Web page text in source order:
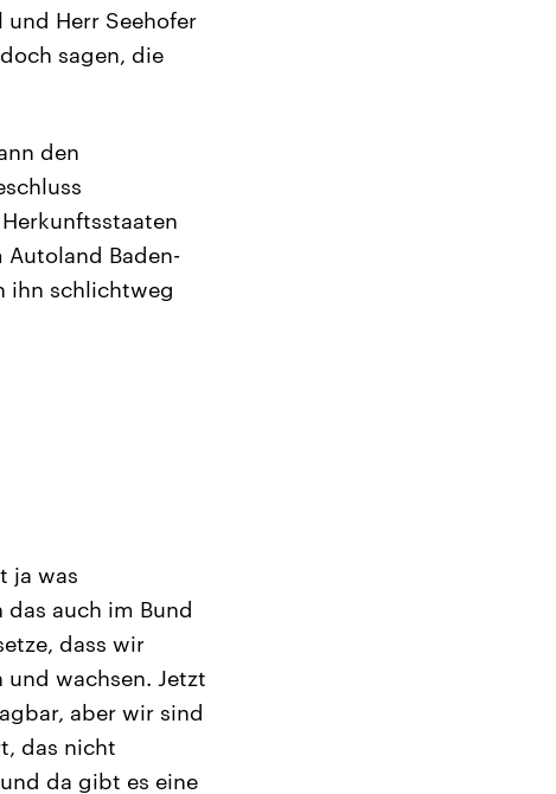
und Herr Seehofer
sagen, die
den
Baden-
ihn schlichtweg
ja was
auch im Bund
dass wir
und wachsen. Jetzt
aber wir sind
das nicht
da gibt es eine